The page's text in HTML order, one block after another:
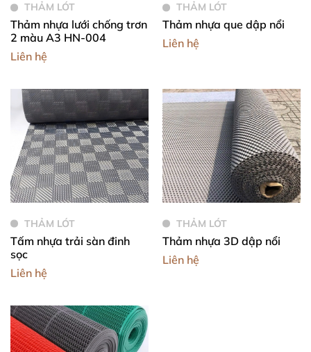
THẢM LÓT
Thảm nhựa lưới chống trơn
2 màu A3 HN-004
Liên hệ
THẢM LÓT
Thảm nhựa que dập nổi
Liên hệ
THẢM LÓT
Tấm nhựa trải sàn đinh
sọc
Liên hệ
THẢM LÓT
Thảm nhựa 3D dập nổi
Liên hệ